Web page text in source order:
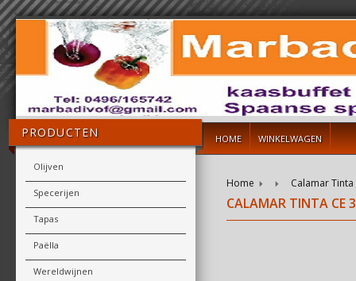
HOME WINKELWAGEN
PRODUCTEN
Olijven
Specerijen
Tapas
Paëlla
Wereldwijnen
Home Calamar
CALAMAR TINTA CE